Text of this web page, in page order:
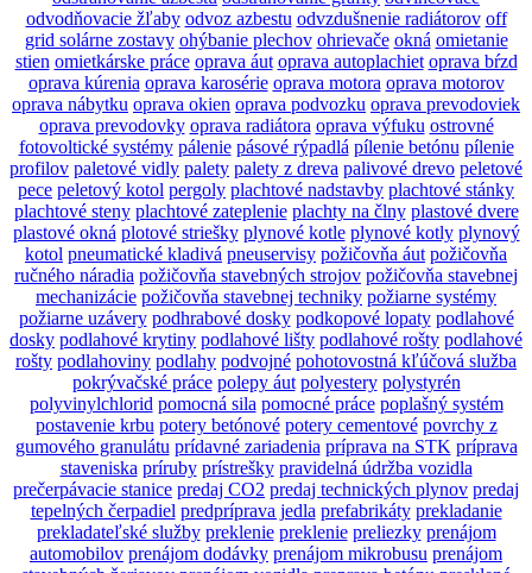
odvodňovacie žľaby odvoz azbestu odvzdušnenie radiátorov off
grid solárne zostavy ohýbanie plechov ohrievače okná omietanie
stien omietkárske práce oprava áut oprava autoplachiet oprava bŕzd
oprava kúrenia oprava karosérie oprava motora oprava motorov
oprava nábytku oprava okien oprava podvozku oprava prevodoviek
oprava prevodovky oprava radiátora oprava výfuku ostrovné
fotovoltické systémy pálenie pásové rýpadlá pílenie betónu pílenie
profilov paletové vidly palety palety z dreva palivové drevo peletové
pece peletový kotol pergoly plachtové nadstavby plachtové stánky
plachtové steny plachtové zateplenie plachty na člny plastové dvere
plastové okná plotové striešky plynové kotle plynové kotly plynový
kotol pneumatické kladivá pneuservisy požičovňa áut požičovňa
ručného náradia požičovňa stavebných strojov požičovňa stavebnej
mechanizácie požičovňa stavebnej techniky požiarne systémy
požiarne uzávery podhrabové dosky podkopové lopaty podlahové
dosky podlahové krytiny podlahové lišty podlahové rošty podlahové
rošty podlahoviny podlahy podvojné pohotovostná kľúčová služba
pokrývačské práce polepy áut polyestery polystyrén
polyvinylchlorid pomocná sila pomocné práce poplašný systém
postavenie krbu potery betónové potery cementové povrchy z
gumového granulátu prídavné zariadenia príprava na STK príprava
staveniska príruby prístrešky pravidelná údržba vozidla
prečerpávacie stanice predaj CO2 predaj technických plynov predaj
tepelných čerpadiel predpríprava jedla prefabrikáty prekladanie
prekladateľské služby preklenie preklenie preliezky prenájom
automobilov prenájom dodávky prenájom mikrobusu prenájom